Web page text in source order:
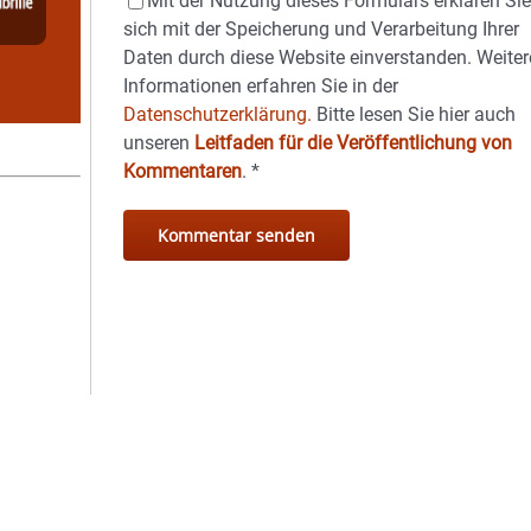
sich mit der Speicherung und Verarbeitung Ihrer
Daten durch diese Website einverstanden.
Informationen erfahren Sie in der
Datenschutzerklärung. Bitte lesen Sie hier auch
unseren Leitfaden für die Veröffentlichung von
Kommentaren.*